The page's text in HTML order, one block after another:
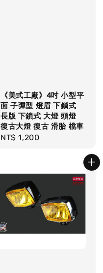
《美式工廠》4吋 小型平
面 子彈型 燈眉 下鎖式
長版 下鎖式 大燈 頭燈
復古大燈 復古 滑胎 檔車
Regular
NT$ 1,200